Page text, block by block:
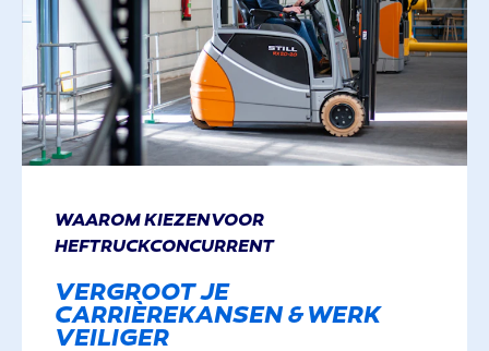
WAAROM KIEZEN VOOR
HEFTRUCKCONCURRENT
VERGROOT JE
CARRIÈREKANSEN & WERK
VEILIGER